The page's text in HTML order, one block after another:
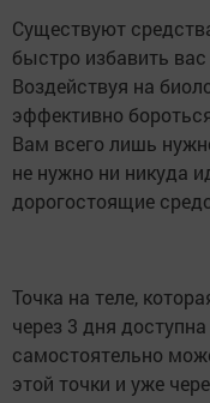
Существуют
быстро избавить
Воздействуя на
эффективно
Вам всего лишь
не нужно ни никуда
дорогостоящие
Точка на теле,
через 3 дня
самостоятельно
этой точки и уже